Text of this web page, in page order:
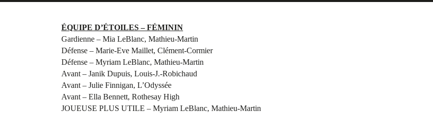
ÉQUIPE D’ÉTOILES – FÉMININ
Gardienne – Mia LeBlanc, Mathieu-Martin
Défense – Marie-Eve Maillet, Clément-Cormier
Défense – Myriam LeBlanc, Mathieu-Martin
Avant – Janik Dupuis, Louis-J.-Robichaud
Avant – Julie Finnigan, L’Odyssée
Avant – Ella Bennett, Rothesay High
JOUEUSE PLUS UTILE – Myriam LeBlanc, Mathieu-Martin